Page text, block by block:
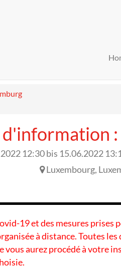
d'information
12:30bis 15.06.2022
Luxembourg,
19 et des mesures prises
à distance. Toutes les
vous aurez procédé à votre